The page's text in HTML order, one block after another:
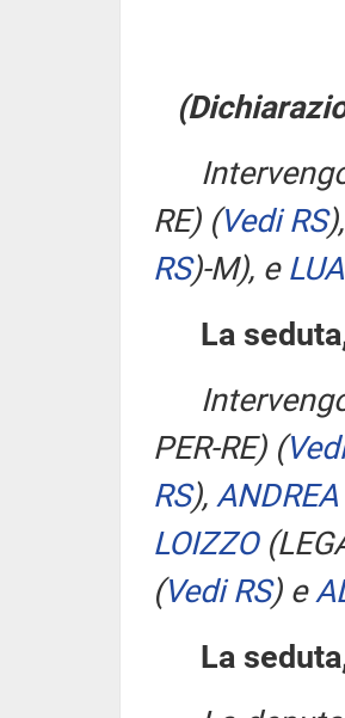
RE) (Vedi RS)
RS)-M), e
La
PER-RE) (
RS),
LOIZZO
(Vedi RS)e
La